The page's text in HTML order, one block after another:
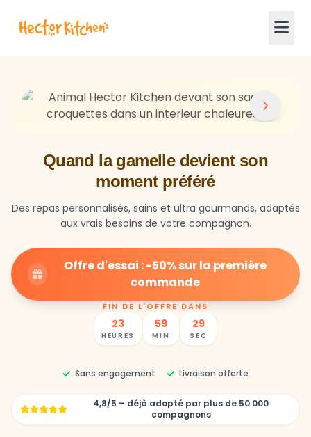
Quand la gamelle devient son
moment préféré
Des repas personnalisés, sains et ultra gourmands, adaptés
aux vrais besoins de votre compagnon.
Offre d'essai : -50% sur la première
commande
FIN DE L'OFFRE DANS
23
HEURES
59
MIN
27
SEC
Sans engagement Livraison offerte
4,8/5 – déjà adopté par plus de 50 000
compagnons